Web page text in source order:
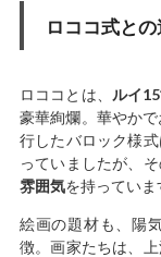
ロココ式と
ロココとは、 ルイ
豪華絢爛。華やか
行したバロック様
っていましたが、
雰囲気を持っていま
絵画の題材も、陽
徴。画家たちは、